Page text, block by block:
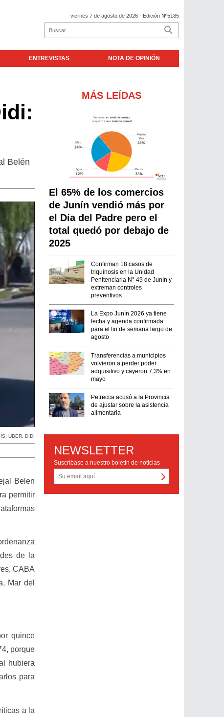
viernes 7 de agosto de 2026 - Edición Nº5185
ENTREVISTAS NOTA DE OPINIÓN
Belén
,UBER ,DIDI
Belen
permitir
de la
CABA
Mar del
quince
porque
hubiera
para
a la
MÁS LEÍDAS
El 65% de los comercios
de Junín vendió más por
el Día del Padre pero el
total quedó por debajo de
2025
Confirman 18 casos de
triquinosis en la Unidad
Penitenciaria N° 49 de Junín y
extreman controles
preventivos
La Expo Junín 2026 ya tiene
fecha y agenda confirmada
para el fin de semana largo de
agosto
Transferencias a municipios
volvieron a perder poder
adquisitivo y cayeron 7,3% en
mayo
Petrecca acusó a la Provincia
de ajustar sobre la asistencia
alimentaria
NEWSLETTER
Suscríbase a nuestro boletín de noticias